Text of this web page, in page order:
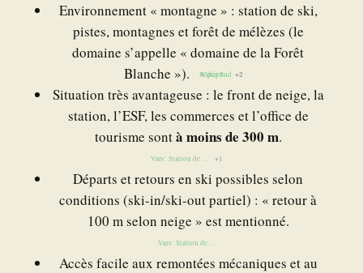
Environnement « montagne » : station de ski,
pistes, montagnes et forêt de mélèzes (le
domaine s’appelle « domaine de la Forêt
Blanche »).
Alpes Sud +2
Wikipédia +2
Situation très avantageuse : le front de neige, la
station, l’ESF, les commerces et l’office de
tourisme sontà moins de 300 m.
Vars: Station de ski Hautes-Alpes +1
Départs et retours en ski possibles selon
conditions (ski-in/ski-out partiel) : « retour à
100 m selon neige » est mentionné.
Vars: Station de ski Hautes-Alpes
Accès facile aux remontées mécaniques et au